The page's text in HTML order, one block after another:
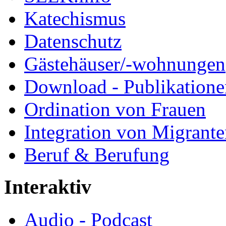
Katechismus
Datenschutz
Gästehäuser/-wohnungen
Download -
Ordination von Frauen
Integration von
Beruf & Berufung
Interaktiv
Audio - Podcast